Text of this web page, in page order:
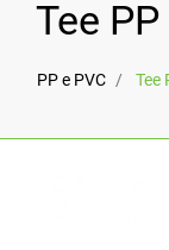
Tee
PP e PVC Tee